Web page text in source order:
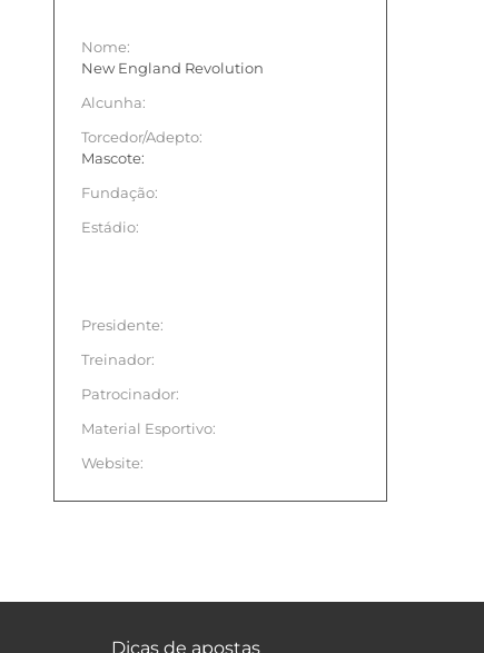
Nome:
New England Revolution
Alcunha:
Torcedor/Adepto:
Mascote:
Fundação:
Estádio:
Presidente:
Treinador:
Patrocinador:
Material Esportivo:
Website:
Dicas de apostas